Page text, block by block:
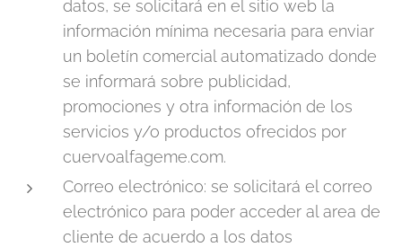
datos, se solicitará en el sitio web la
información mínima necesaria para enviar
un boletín comercial automatizado donde
se informará sobre publicidad,
promociones y otra información de los
servicios y/o productos ofrecidos por
cuervoalfageme.com.
Correo electrónico: se solicitará el correo
electrónico para poder acceder al area de
cliente de acuerdo a los datos